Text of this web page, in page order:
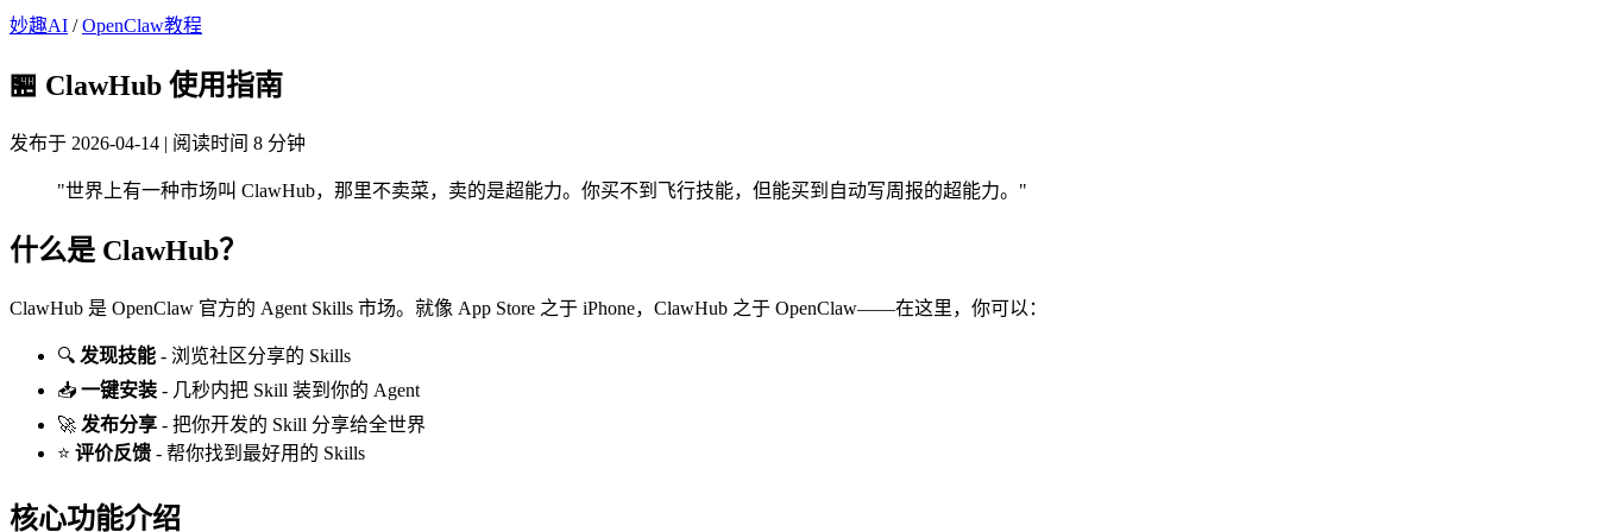
妙趣AI /OpenClaw教程
🏪 ClawHub 使用指南
发布于 2026-04-14 | 阅读时间 8 分钟
"世界上有一种市场叫 ClawHub，那里不卖菜，卖的是超能力。你买不到飞行技能，但能买到自动写周报的超能力。"
什么是 ClawHub？
ClawHub 是 OpenClaw 官方的 Agent Skills 市场。就像 App Store 之于 iPhone，ClawHub 之于 OpenClaw——在这里，你可以：
🔍 发现技能 - 浏览社区分享的 Skills
📥 一键安装 - 几秒内把 Skill 装到你的 Agent
🚀 发布分享 - 把你开发的 Skill 分享给全世界
⭐ 评价反馈 - 帮你找到最好用的 Skills
核心功能介绍